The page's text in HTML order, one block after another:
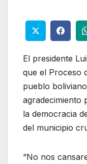
El presidente
que el Proceso
pueblo
agradecimiento
la democracia
del municipio
“No nos